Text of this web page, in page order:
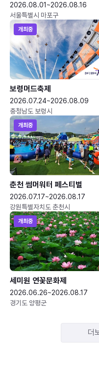
2026.08.01~2026.08.16
서울특별시 마포구
개최중
보령머드축제
2026.07.24~2026.08.09
충청남도 보령시
개최중
춘천 썸머워터 페스티벌
2026.07.17~2026.08.17
강원특별자치도 춘천시
개최중
세미원 연꽃문화제
2026.06.26~2026.08.17
경기도 양평군
더